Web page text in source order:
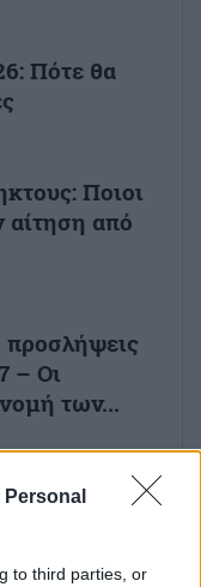
to third parties, or
Πότε θα
Ποιοι
αίτηση από
– Οι
των...